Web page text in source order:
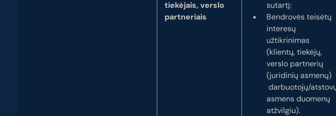
tiekėjais, verslo
partneriais
sutartį;
Bendrovės teisėtų
interesų
užtikrinimas
(klientų, tiekėjų,
verslo partnerių
(juridinių asmenų)
darbuotojų/
asmens duomenų
atžvilgiu).